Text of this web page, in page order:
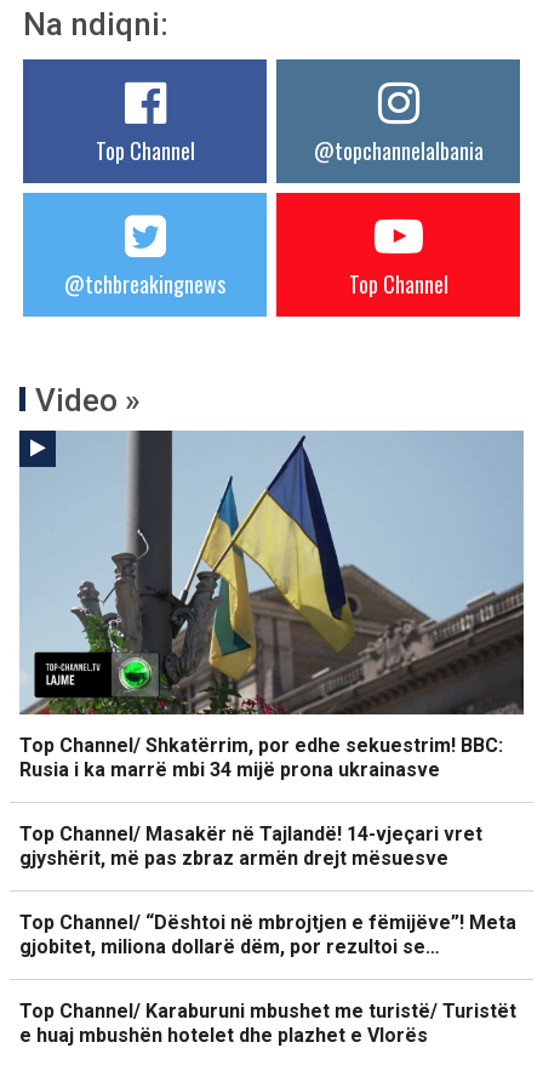
Na ndiqni:
Top Channel @topchannelalbania
@tchbreakingnews Top Channel
Video »
Top Channel/ Shkatërrim, por edhe sekuestrim! BBC:
Rusia i ka marrë mbi 34 mijë prona ukrainasve
Top Channel/ Masakër në Tajlandë! 14-vjeçari vret
gjyshërit, më pas zbraz armën drejt mësuesve
Top Channel/ “Dështoi në mbrojtjen e fëmijëve”! Meta
gjobitet, miliona dollarë dëm, por rezultoi se…
Top Channel/ Karaburuni mbushet me turistë/ Turistët
e huaj mbushën hotelet dhe plazhet e Vlorës